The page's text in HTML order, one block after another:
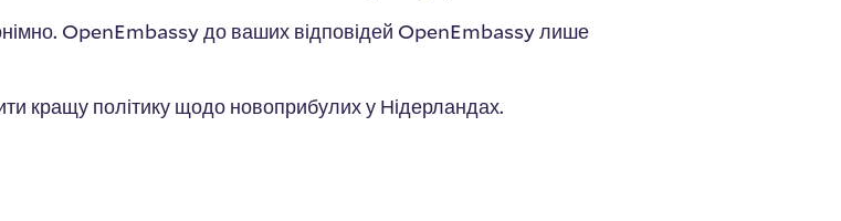
OpenEmbassy до ваших відповідей OpenEmbassy лише
кращу політику щодо новоприбулих у Нідерландах.